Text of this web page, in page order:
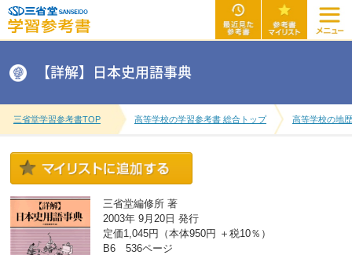
【詳解】日本史用語事典
三省堂学習参考書TOP 高等学校の学習参考書 総合トップ 高等学校の地
三省堂編修所 著
2003年 9月20日 発行
定価1,045円（本体950円 ＋税10％）
B6 536ページ